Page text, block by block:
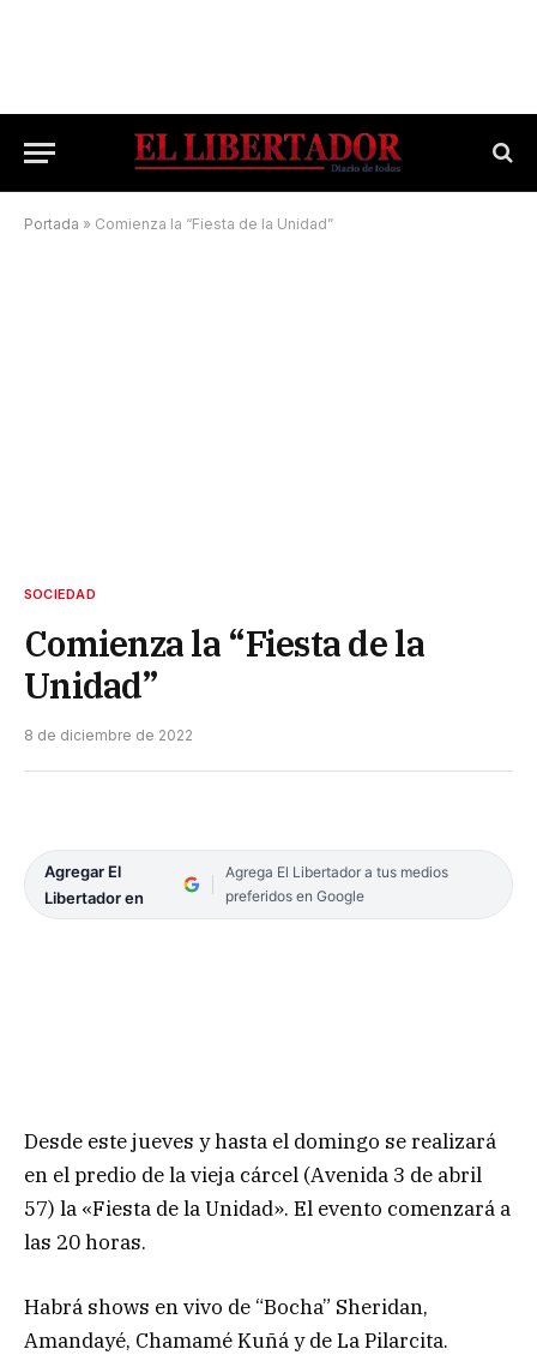
Portada » Comienza la “Fiesta de la Unidad”
SOCIEDAD
Comienza la “Fiesta de la
Unidad”
8 de diciembre de 2022
Agregar El
Libertador en
Agrega El Libertador a tus medios
preferidos en Google
Desde este jueves y hasta el domingo se realizará
en el predio de la vieja cárcel (Avenida 3 de abril
57) la «Fiesta de la Unidad». El evento comenzará a
las 20 horas.
Habrá shows en vivo de “Bocha” Sheridan,
Amandayé, Chamamé Kuñá y de La Pilarcita.